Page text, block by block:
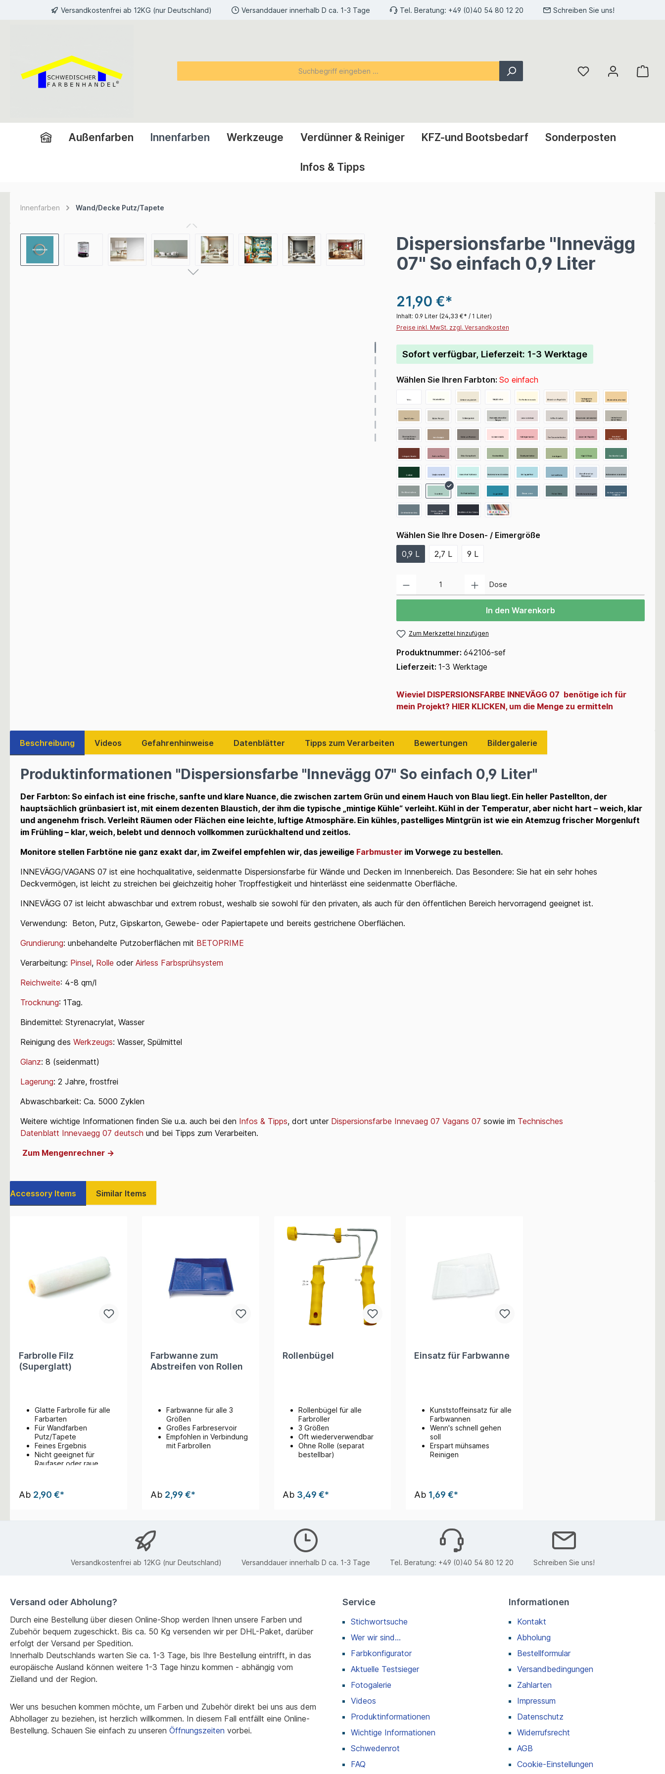
springen Versandkostenfrei ab 12KG (nur Deutschland) Versanddauer innerhalb D ca. 1-3 Tage Tel. Beratung: +49 (0)40 54 80 12 20 Schreiben Sie uns!
Außenfarben Innenfarben Werkzeuge Verdünner & Reiniger KFZ-und Bootsbedarf Sonderposten
Infos & Tipps
Innenfarben Wand/Decke Putz/Tapete
Dispersionsfarbe "Innevägg
07" So einfach 0,9 Liter
21,90 €*
Inhalt: 0.9 Liter (24,33 €* / 1 Liter)
Preise inkl. MwSt. zzgl. Versandkosten
Sofort verfügbar, Lieferzeit: 1-3 Werktage
Wählen Sie Ihren Farbton: So einfach
Wählen Sie Ihre Dosen- / Eimergröße
0,9 L
2,7 L 9 L
Dose
In den Warenkorb
Zum Merkzettel hinzufügen
Produktnummer: 642106-sef
Lieferzeit: 1-3 Werktage
Wieviel DISPERSIONSFARBE INNEVÄGG 07 benötige ich für
mein Projekt? HIER KLICKEN, um die Menge zu ermitteln
Beschreibung Videos Gefahrenhinweise Datenblätter Tipps zum Verarbeiten Bewertungen Bildergalerie
Produktinformationen "Dispersionsfarbe "Innevägg 07" So einfach 0,9 Liter"
Der Farbton: So einfach ist eine frische, sanfte und klare Nuance, die zwischen zartem Grün und einem Hauch von Blau liegt. Ein heller Pastellton, der
hauptsächlich grünbasiert ist, mit einem dezenten Blaustich, der ihm die typische „mintige Kühle“ verleiht. Kühl in der Temperatur, aber nicht hart – weich, klar
und angenehm frisch. Verleiht Räumen oder Flächen eine leichte, luftige Atmosphäre. Ein kühles, pastelliges Mintgrün ist wie ein Atemzug frischer Morgenluft
im Frühling – klar, weich, belebt und dennoch vollkommen zurückhaltend und zeitlos.
Monitore stellen Farbtöne nie ganz exakt dar, im Zweifel empfehlen wir, das jeweilige Farbmuster im Vorwege zu bestellen.
INNEVÄGG/VAGANS 07 ist eine hochqualitative, seidenmatte Dispersionsfarbe für Wände und Decken im Innenbereich. Das Besondere: Sie hat ein sehr hohes
Deckvermögen, ist leicht zu streichen bei gleichzeitig hoher Tropffestigkeit und hinterlässt eine seidenmatte Oberfläche.
INNEVÄGG 07 ist leicht abwaschbar und extrem robust, weshalb sie sowohl für den privaten, als auch für den öffentlichen Bereich hervorragend geeignet ist.
Verwendung: Beton, Putz, Gipskarton, Gewebe- oder Papiertapete und bereits gestrichene Oberflächen.
Grundierung: unbehandelte Putzoberflächen mit BETOPRIME
Verarbeitung: Pinsel, Rolle oder Airless Farbsprühsystem
Reichweite: 4-8 qm/l
Trocknung: 1Tag.
Bindemittel: Styrenacrylat, Wasser
Reinigung des Werkzeugs: Wasser, Spülmittel
Glanz: 8 (seidenmatt)
Lagerung: 2 Jahre, frostfrei
Abwaschbarkeit: Ca. 5000 Zyklen
Weitere wichtige Informationen finden Sie u.a. auch bei den Infos & Tipps, dort unter Dispersionsfarbe Innevaeg 07 Vagans 07 sowie im Technisches
Datenblatt Innevaegg 07 deutsch und bei Tipps zum Verarbeiten.
Zum Mengenrechner ->
Accessory Items Similar Items
Farbrolle Filz
(Superglatt)
Glatte Farbrolle für alle
Farbarten
Für Wandfarben
Putz/Tapete
Feines Ergebnis
Nicht geeignet für
Raufaser oder raue
Ab 2,90 €*
Farbwanne zum
Abstreifen von Rollen
Farbwanne für alle 3
Größen
Großes Farbreservoir
Empfohlen in Verbindung
mit Farbrollen
Ab 2,99 €*
Rollenbügel
Rollenbügel für alle
Farbroller
3 Größen
Oft wiederverwendbar
Ohne Rolle (separat
bestellbar)
Ab 3,49 €*
Einsatz für Farbwanne
Kunststoffeinsatz für alle
Farbwannen
Wenn's schnell gehen
soll
Erspart mühsames
Reinigen
Ab 1,69 €*
Versandkostenfrei ab 12KG (nur Deutschland) Versanddauer innerhalb D ca. 1-3 Tage Tel. Beratung: +49 (0)40 54 80 12 20 Schreiben Sie uns!
Versand oder Abholung?
Durch eine Bestellung über diesen Online-Shop werden Ihnen unsere Farben und
Zubehör bequem zugeschickt. Bis ca. 50 Kg versenden wir per DHL-Paket, darüber
erfolgt der Versand per Spedition.
Innerhalb Deutschlands warten Sie ca. 1-3 Tage, bis Ihre Bestellung eintrifft, in das
europäische Ausland können weitere 1-3 Tage hinzu kommen - abhängig vom
Zielland und der Region.
Wer uns besuchen kommen möchte, um Farben und Zubehör direkt bei uns aus dem
Abhollager zu beziehen, ist herzlich willkommen. In diesem Fall entfällt eine Online-
Bestellung. Schauen Sie einfach zu unseren Öffnungszeiten vorbei.
Service
Stichwortsuche
Wer wir sind...
Farbkonfigurator
Aktuelle Testsieger
Fotogalerie
Videos
Produktinformationen
Wichtige Informationen
Schwedenrot
FAQ
Informationen
Kontakt
Abholung
Bestellformular
Versandbedingungen
Zahlarten
Impressum
Datenschutz
Widerrufsrecht
AGB
Cookie-Einstellungen